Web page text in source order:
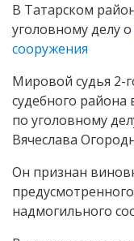
В Татарском
уголовному делу о
сооружения
Мировой судья 2-
судебного
по уголовному
Вячеслава
Он признан
надмогильного